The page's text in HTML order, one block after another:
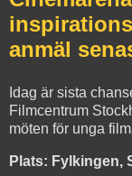
anmäl
Idag är sista
Filmcentrum
möten för unga
Plats: Fylkingen,